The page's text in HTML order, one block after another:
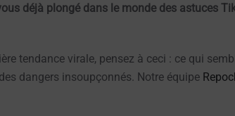
déjà plongé dans le monde des astuces
tendance virale, pensez à ceci : ce qui
dangers insoupçonnés. Notre équipe